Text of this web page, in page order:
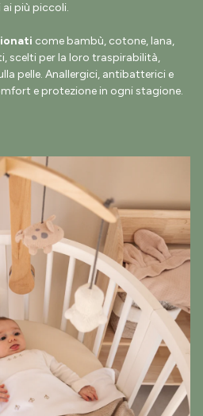
più piccoli.
come bambù, cotone, lana,
scelti per la loro traspirabilità,
pelle. Anallergici, antibatterici e
e protezione in ogni stagione.